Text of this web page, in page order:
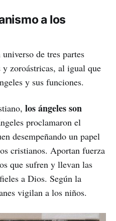
a los
de tres partes
zoroástricas, al igual que
y sus funciones.
los ángeles son
proclamaron el
desempeñando un papel
cristianos. Aportan fuerza
que sufren y llevan las
a Dios. Según la
vigilan a los niños.